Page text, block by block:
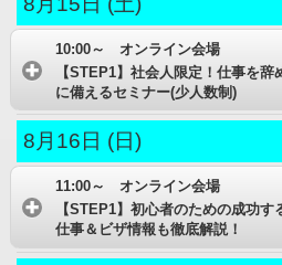
10:00～ オンライン会場
【STEP1】社会人限定！仕事を
に備えるセミナー(少人数制)
8月16日 (日)
11:00～ オンライン会場
【STEP1】初心者のための成功
仕事＆ビザ情報も徹底解説！